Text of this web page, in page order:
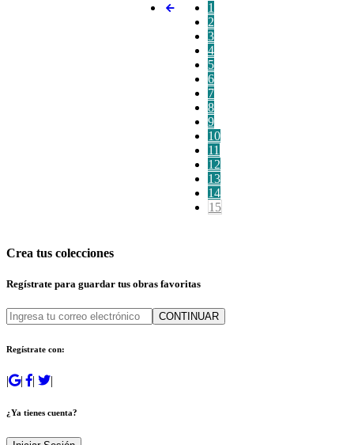
1
2
3
4
5
6
7
8
9
10
11
12
13
14
15
Crea tus colecciones
Regístrate para guardar tus obras favoritas
CONTINUAR
Regístrate con:
| | | |
¿Ya tienes cuenta?